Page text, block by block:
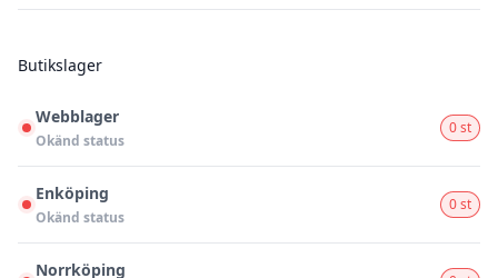
Butikslager
Webblager
Okänd status
0 st
Enköping
Okänd status
0 st
Norrköping